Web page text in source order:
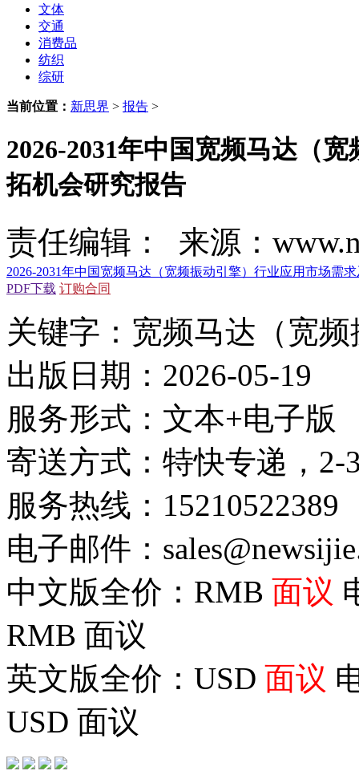
文体
交通
消费品
纺织
综研
当前位置： 新思界 > 报告 >
2026-2031年中国宽频马达（
拓机会研究报告
责任编辑： 来源：
2026-2031年中国宽频马达（宽频振动引擎）行业应用市场需
PDF下载 订购合同
关键字：宽频马达（宽
出版日期：2026-05-19
服务形式：文本+电子版
寄送方式：特快专递，2-
服务热线：15210522389
电子邮件：
中文版全价：RMB 面议
RMB 面议
英文版全价：USD 面议
USD 面议